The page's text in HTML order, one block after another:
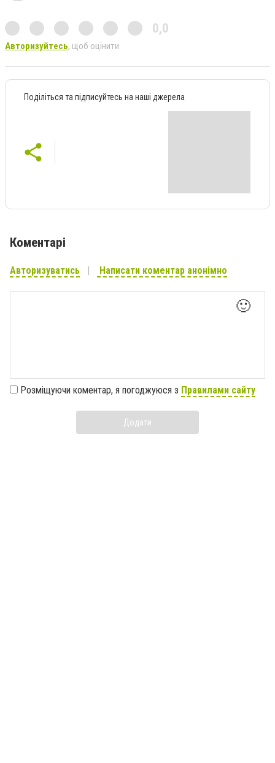
0,0
Авторизуйтесь, щоб оцінити
Поділіться та підписуйтесь на наші джерела
Коментарі
Авторизуватись Написати коментар анонімно
🙂
Розміщуючи коментар, я погоджуюся з Правилами сайту
Додати